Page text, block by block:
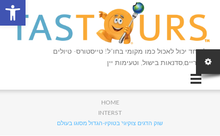
כל אחד יכול לאכול כמו מקומי בחו"ל! טייסטורס- טיולים
קולינריים,סדנאות בישול, וטעימות יין
HOME
INTERST
שוק הדגים צוקיגי' בטוקיו-הגדול מסוגו בעולם
פתח